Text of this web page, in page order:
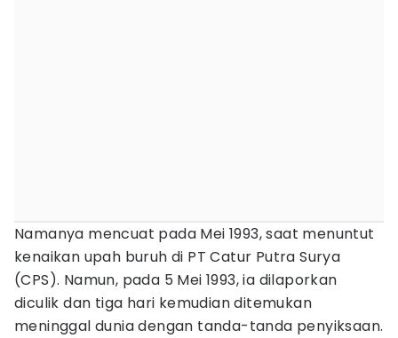
Namanya mencuat pada Mei 1993, saat menuntut
kenaikan upah buruh di PT Catur Putra Surya
(CPS). Namun, pada 5 Mei 1993, ia dilaporkan
diculik dan tiga hari kemudian ditemukan
meninggal dunia dengan tanda-tanda penyiksaan.